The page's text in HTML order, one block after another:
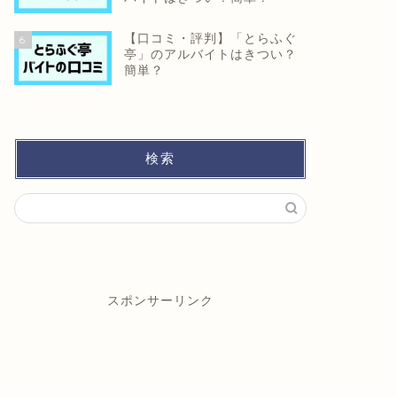
6
【口コミ・評判】「とらふぐ
亭」のアルバイトはきつい？
簡単？
検索
スポンサーリンク